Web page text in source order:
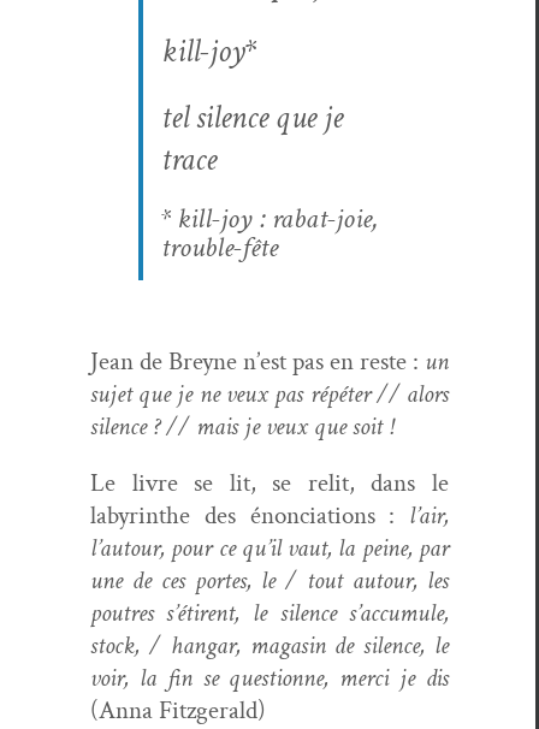
kill-joy*
tel silence que je
trace
* kill-joy : rabat-joie,
trouble-fête
Jean de Breyne n’est pas en reste : un
sujet que je ne veux pas répéter // alors
silence ? // mais je veux que soit !
Le livre se lit, se relit, dans le
labyrinthe des énon­ci­a­tions : l’air,
l’au­tour, pour ce qu’il vaut, la peine, par
une de ces portes, le / tout autour, les
poutres s’étirent, le silence s’ac­cu­mule,
stock, / hangar, mag­a­sin de silence, le
voir, la fin se ques­tionne, mer­ci je dis
(Anna Fitzger­ald)